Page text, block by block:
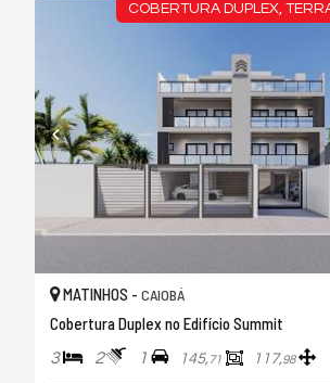
COBERTURA DUPLEX,
MATINHOS - CAIOBÁ
Cobertura Duplex no Edifício Summit
3 2 1 145,71 117,98